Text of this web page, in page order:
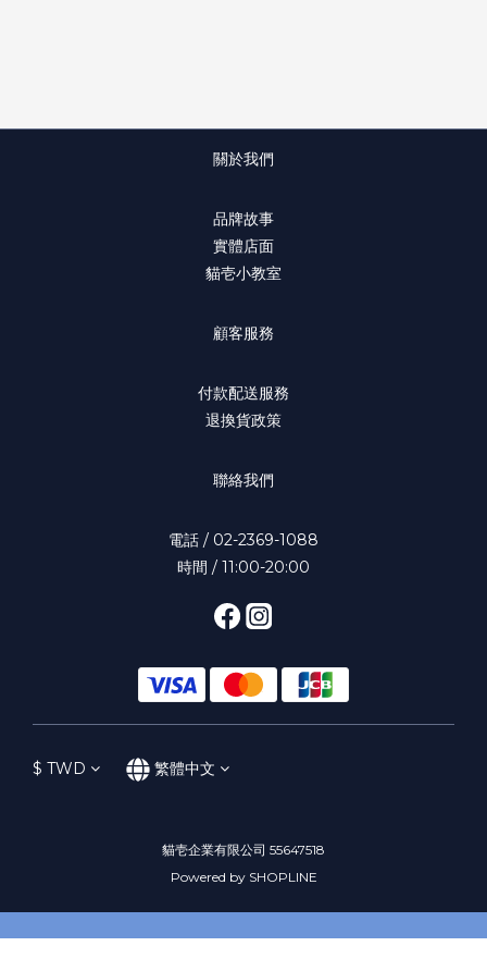
關於我們
品牌故事
實體店面
貓壱小教室
顧客服務
付款配送服務
退換貨政策
聯絡我們
電話 / 02-2369-1088
時間 / 11:00-20:00
$ TWD 繁體中文
貓壱企業有限公司 55647518
Powered by SHOPLINE